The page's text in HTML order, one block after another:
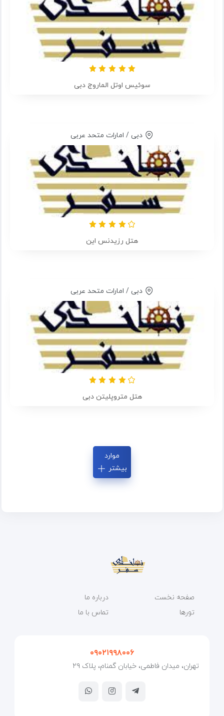
سوئیس اوتل الماروج دبی
دبی / امارات متحد عربی
هتل رزیدنس این
دبی / امارات متحد عربی
هتل متروپلیتن دبی
موارد
بیشتر
صفحه نخست
تورها
درباره ما
تماس با ما
۰۹۰۲۱۹۹۸۰۰۶
تهران، میدان فاطمی، خیابان گمنام، پلاک ۲۹